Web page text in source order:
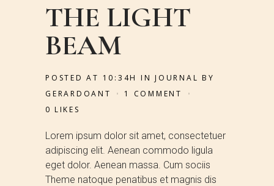
THE LIGHT
BEAM
POSTED AT 10:34H INJOURNAL BY
GERARDOANT
1 COMMENT
0 LIKES
Lorem ipsum dolor sit amet, consectetuer
adipiscing elit. Aenean commodo ligula
eget dolor. Aenean massa. Cum sociis
Theme natoque penatibus et magnis dis